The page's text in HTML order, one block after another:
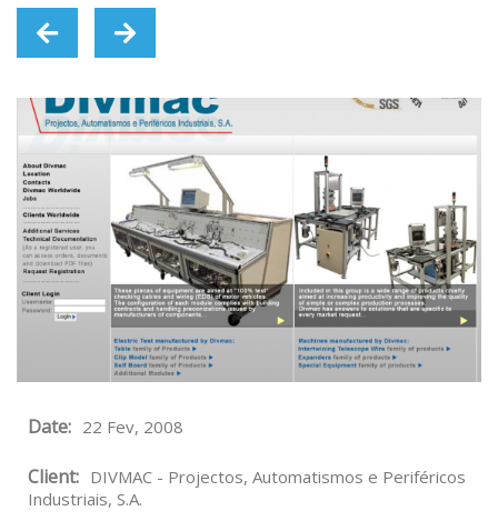
Date: 22 Fev, 2008
Client: DIVMAC - Projectos, Automatismos e Periféricos
Industriais, S.A.